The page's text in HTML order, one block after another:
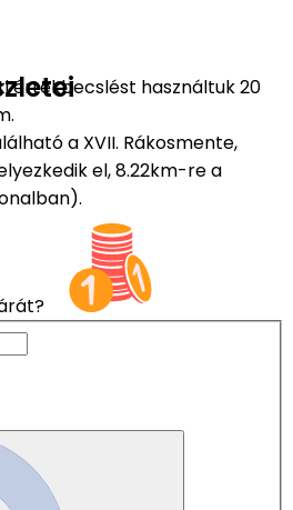
értékbecslést használtuk 20
a XVII. Rákosmente,
el, 8.22km-re a